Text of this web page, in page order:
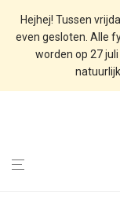
Hejhej! Tussen
even gesloten. Alle
worden op 27